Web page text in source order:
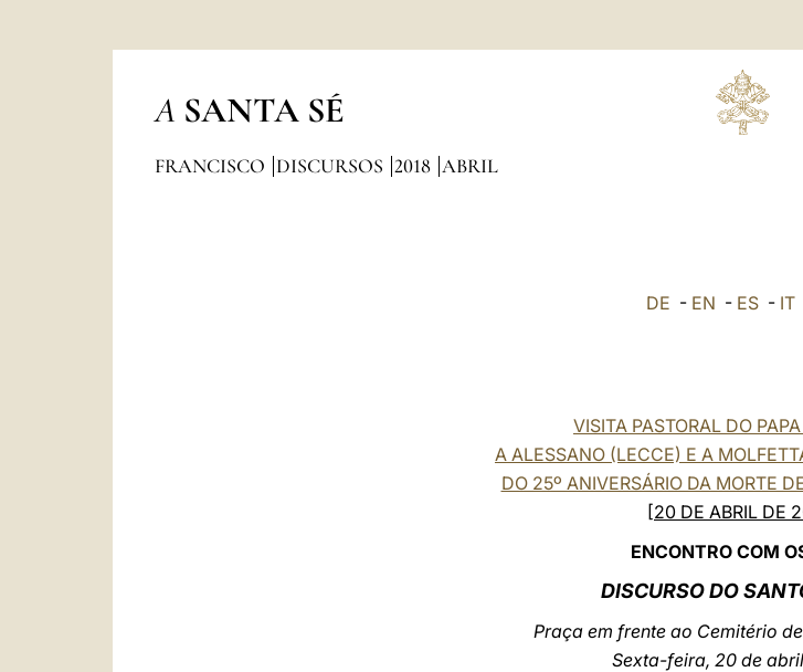
A SANTA SÉ
FRANCISCO DISCURSOS 2018 ABRIL
DE - EN - ES - IT
VISITA PASTORAL DO
A ALESSANO (LECCE) E A
DO 25º ANIVERSÁRIO DA MORTE
[20 DE ABRIL DE
ENCONTRO COM
DISCURSO DO
Praça em frente ao Cemitério
Sexta-feira, 20 de